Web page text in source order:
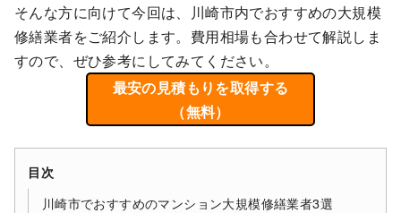
そんな方に向けて今回は、川崎市内でおすすめの大規模
修繕業者をご紹介します。費用相場も合わせて解説しま
すので、ぜひ参考にしてみてください。
最安の見積もりを取得する
（無料）
目次
川崎市でおすすめのマンション大規模修繕業者3選